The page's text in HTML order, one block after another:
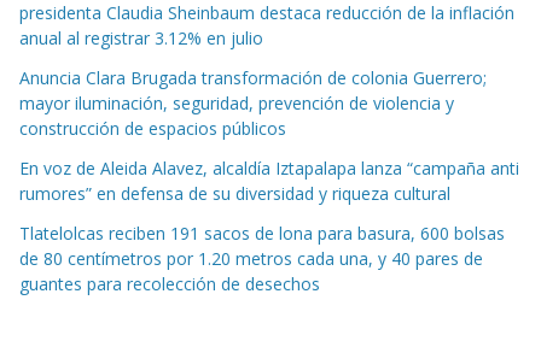
presidenta Claudia Sheinbaum destaca reducción de la inflación
anual al registrar 3.12% en julio
Anuncia Clara Brugada transformación de colonia Guerrero;
mayor iluminación, seguridad, prevención de violencia y
construcción de espacios públicos
En voz de Aleida Alavez, alcaldía Iztapalapa lanza “campaña anti
rumores” en defensa de su diversidad y riqueza cultural
Tlatelolcas reciben 191 sacos de lona para basura, 600 bolsas
de 80 centímetros por 1.20 metros cada una, y 40 pares de
guantes para recolección de desechos